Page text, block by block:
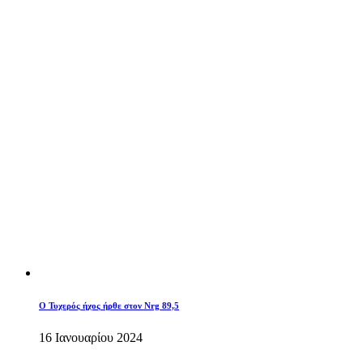
O Τυχερός ήχος ήρθε στον Nrg 89,5
16 Ιανουαρίου 2024